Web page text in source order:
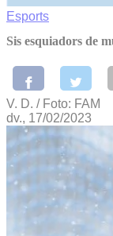
Esports
Sis esquiadors de
V. D. / Foto: FAM
dv., 17/02/2023